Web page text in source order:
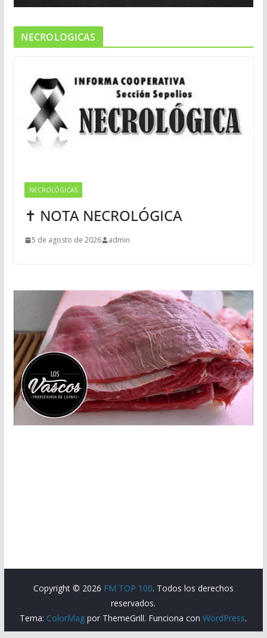
NECROLOGICAS
NECROLÓGICAS
✝ NOTA NECROLÓGICA
5 de agosto de 2026 admin
Copyright © 2026 FM TOP 100. Todos los derechos
reservados.
Tema: ColorMag por ThemeGrill. Funciona conWordPress.